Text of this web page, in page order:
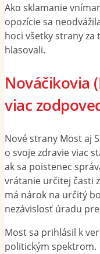
Ako sklamanie
opozície sa
hoci všetky strany
hlasovali.
Nováčikovia
viac
Nové strany Most aj
o svoje zdravie viac
ak sa poistenec
vrátanie určitej časti
má nárok na určitý
nezávislosť úradu
Most sa prihlásil k
politickým spektrom.